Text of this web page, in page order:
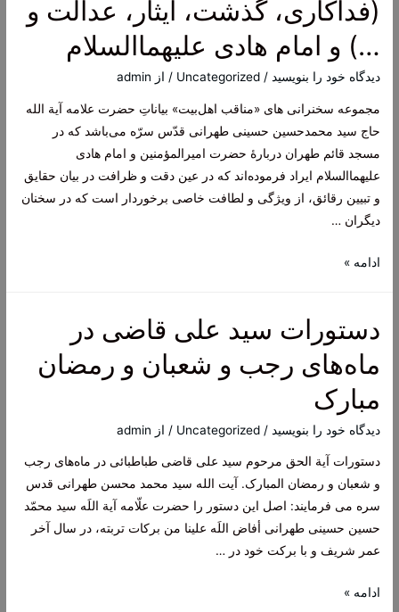
اسلام
احیاء
شب
رمضان
(فداکاری‌، گذشت، ایثار، عدالت و
…) و امام هادی علیهما‌السلام
دیدگاه‌ خود را بنویسید /
Uncategorized / از admin
مجموعه سخنرانی های «مناقب اهل‌بیت» بیاناتِ حضرت علامه آیة الله
حاج سید محمد‌حسین حسینی طهرانی قدّس سرّه می‌باشد که در
مسجد قائم طهران دربارۀ حضرت امیرالمؤمنین و امام هادی
علیهما‌السلام ایراد فرموده‌اند که در عین دقت و ظرافت در بیان حقایق
و تبیین رقائق، از ویژگی و لطافت خاصی برخوردار است که در سخنان
دیگران …
مجموعه
علامه
طهرانی
درباره
امیرالمؤمنین
(فداکاری‌،
گذشت،
ایثار،
عدالت
و
…)
و
هادی
ادامه »
دستورات سید علی قاضی در
ماه‌های رجب و شعبان و رمضان
مبارک
دیدگاه‌ خود را بنویسید /
Uncategorized / از admin
دستورات آیة الحق مرحوم سید علی قاضی طباطبائی در ماه‌های رجب
و شعبان و رمضان المبارک. آیت الله سید محمد محسن طهرانی قدس
سره می فرمایند: اصل این دستور را حضرت علّامه آیة اللَه سید محمّد
حسین حسینی طهرانی أفاض اللَه علینا من برکات تربته، در سال آخر
عمر شریف و با برکت خود در …
دستورات
ادامه »